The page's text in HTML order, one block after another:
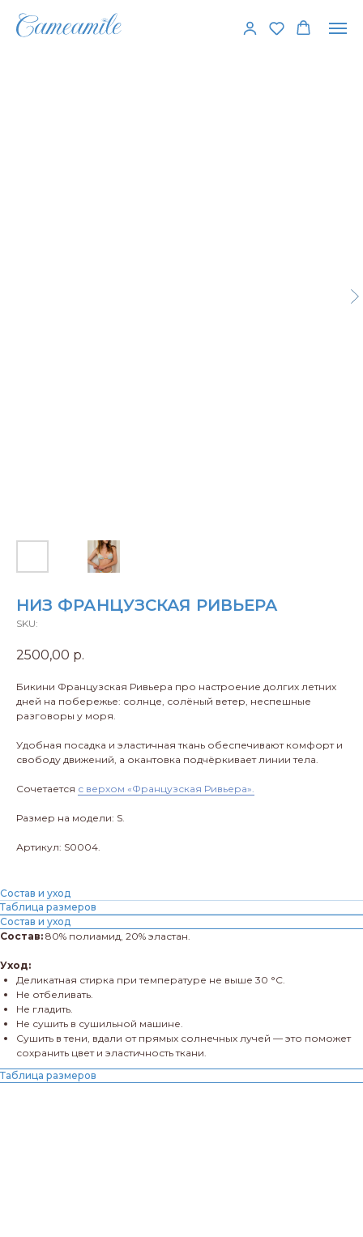
НИЗ ФРАНЦУЗСКАЯ РИВЬЕРА
SKU:
2500,00 р.
Бикини Французская Ривьера про настроение долгих летних
дней на побережье: солнце, солёный ветер, неспешные
разговоры у моря.
Удобная посадка и эластичная ткань обеспечивают комфорт и
свободу движений, а окантовка подчёркивает линии тела.
Сочетается с верхом «Французская Ривьера».
Размер на модели: S.
Артикул: S0004.
Состав и уход
Таблица размеров
Состав и уход
Состав: 80% полиамид, 20% эластан.
Уход:
Деликатная стирка при температуре не выше 30 °C.
Не отбеливать.
Не гладить.
Не сушить в сушильной машине.
Сушить в тени, вдали от прямых солнечных лучей — это поможет
сохранить цвет и эластичность ткани.
Таблица размеров